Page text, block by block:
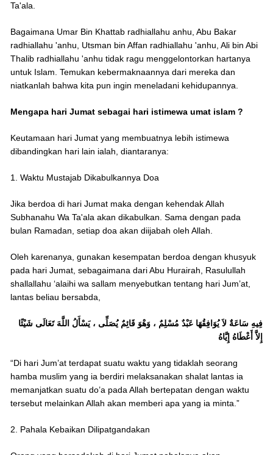
Ta'ala.
Bagaimana Umar Bin Khattab radhiallahu anhu, Abu Bakar
radhiallahu 'anhu, Utsman bin Affan radhiallahu 'anhu, Ali bin Abi
Thalib radhiallahu 'anhu tidak ragu menggelontorkan hartanya
untuk Islam. Temukan kebermaknaannya dari mereka dan
niatkanlah bahwa kita pun ingin meneladani kehidupannya.
Mengapa hari Jumat sebagai hari istimewa umat islam ?
Keutamaan hari Jumat yang membuatnya lebih istimewa
dibandingkan hari lain ialah, diantaranya:
1. Waktu Mustajab Dikabulkannya Doa
Jika berdoa di hari Jumat maka dengan kehendak Allah
Subhanahu Wa Ta'ala akan dikabulkan. Sama dengan pada
bulan Ramadan, setiap doa akan diijabah oleh Allah.
Oleh karenanya, gunakan kesempatan berdoa dengan khusyuk
pada hari Jumat, sebagaimana dari Abu Hurairah, Rasulullah
shallallahu ‘alaihi wa sallam menyebutkan tentang hari Jum’at,
lantas beliau bersabda,
فِيهِ سَاعَةٌ لاَ يُوَافِقُهَا عَبْدٌ مُسْلِمٌ ، وَهْوَ قَائِمٌ يُصَلِّى ، يَسْأَلُ اللَّهَ تَعَالَى شَيْئًا
إِلاَّ أَعْطَاهُ إِيَّاهُ
“Di hari Jum’at terdapat suatu waktu yang tidaklah seorang
hamba muslim yang ia berdiri melaksanakan shalat lantas ia
memanjatkan suatu do’a pada Allah bertepatan dengan waktu
tersebut melainkan Allah akan memberi apa yang ia minta.”
2. Pahala Kebaikan Dilipatgandakan